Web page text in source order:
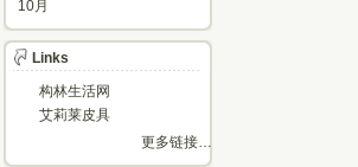
10月
Links
构林生活网
艾莉莱皮具
更多链接…